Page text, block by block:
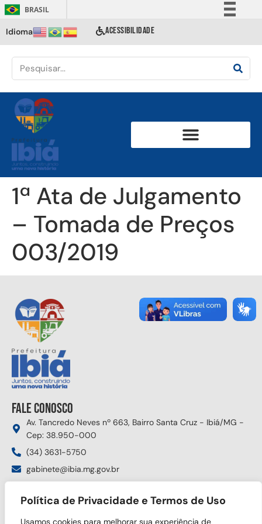
Política de Privacidade e Termos de Uso
Usamos cookies para melhorar sua experiência de
BRASIL
Comunica BR
Acesso à informação
Idioma ACESSIBILIDADE
1ª Ata de Julgamento
– Tomada de Preços
003/2019
Fale conosco
Av. Tancredo Neves nº 663, Bairro Santa Cruz - Ibiá/MG -
Cep: 38.950-000
(34) 3631-5750
gabinete@ibia.mg.gov.br